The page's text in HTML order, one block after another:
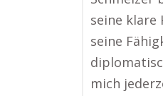
seine klare
seine
mich